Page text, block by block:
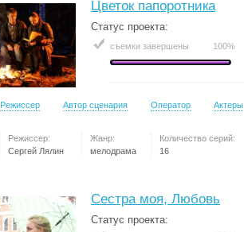
Цветок папоротника
Статус проекта:
съемки завершены 100%
Режиссер Автор сценария Оператор Актеры
Режиссер:
Сергей Лялин
Жанр:
мелодрама
Количество серий:
16
Сестра моя, Любовь
Статус проекта: